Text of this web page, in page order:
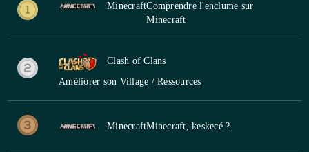
MinecraftComprendre l'enclume sur
Minecraft
Clash of Clans
Améliorer son Village / Ressources
MinecraftMinecraft, keskecé ?